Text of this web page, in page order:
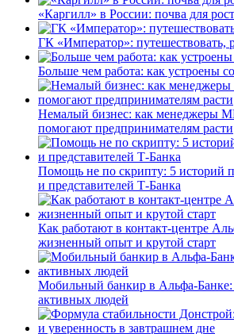
«Каргилл» в России: почва для
ГК «Император»: путешествовать,
Больше чем работа: как устроены
Немалый бизнес: как менеджеры
помогают предпринимателям расти
Помощь не по скрипту: 5 историй
и представителей Т-Банка
Как работают в контакт-центре
жизненный опыт и крутой старт
Мобильный банкир в Альфа-Банке:
активных людей